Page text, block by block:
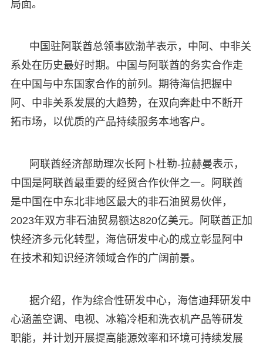
局面。
中国驻阿联酋总领事欧渤芊表示，中阿、中非关
系处在历史最好时期。中国与阿联酋的务实合作走
在中国与中东国家合作的前列。期待海信把握中
阿、中非关系发展的大趋势，在双向奔赴中不断开
拓市场，以优质的产品持续服务本地客户。
阿联酋经济部助理次长阿卜杜勒-拉赫曼表示，
中国是阿联酋最重要的经贸合作伙伴之一。阿联酋
是中国在中东北非地区最大的非石油贸易伙伴，
2023年双方非石油贸易额达820亿美元。阿联酋正加
快经济多元化转型，海信研发中心的成立彰显阿中
在技术和知识经济领域合作的广阔前景。
据介绍，作为综合性研发中心，海信迪拜研发中
心涵盖空调、电视、冰箱冷柜和洗衣机产品等研发
职能，并计划开展提高能源效率和环境可持续发展